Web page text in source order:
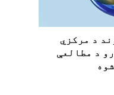
د مرکزي
د مطالعې